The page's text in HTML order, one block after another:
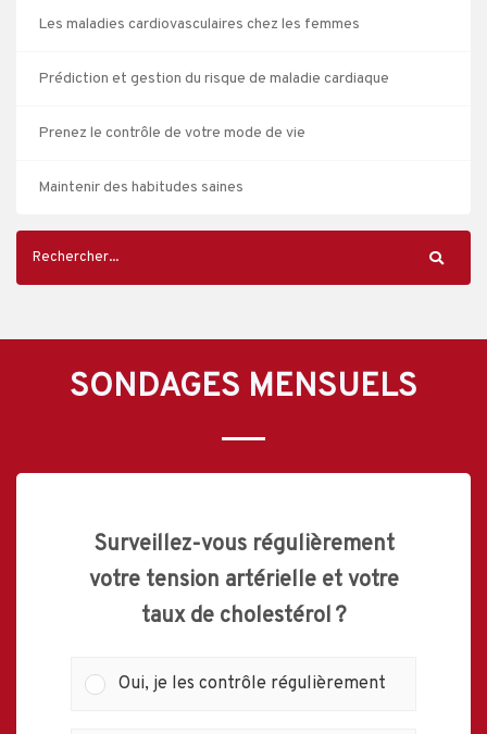
Les maladies cardiovasculaires chez les femmes
Prédiction et gestion du risque de maladie cardiaque
Prenez le contrôle de votre mode de vie
Maintenir des habitudes saines
SONDAGES MENSUELS
Surveillez-vous régulièrement
votre tension artérielle et votre
taux de cholestérol ?
Oui, je les contrôle régulièrement